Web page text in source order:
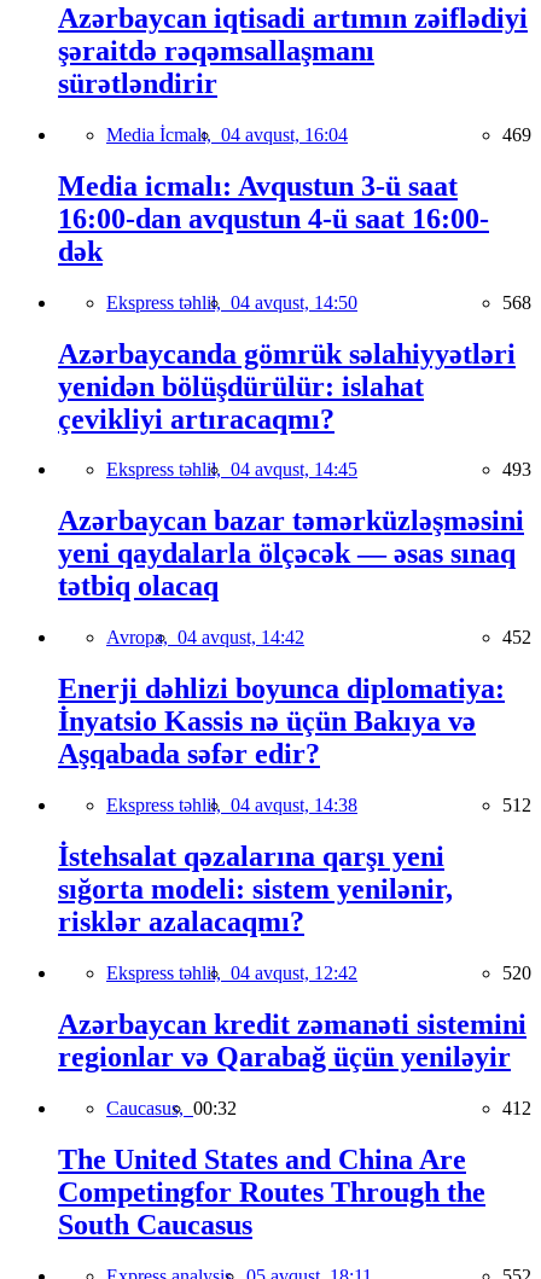
Azərbaycan iqtisadi artımın zəiflədiyi
şəraitdə rəqəmsallaşmanı
sürətləndirir
Media İcmalı, 04 avqust, 16:04 469
Media icmalı: Avqustun 3-ü saat
16:00-dan avqustun 4-ü saat 16:00-
dək
Ekspress təhlil, 04 avqust, 14:50 568
Azərbaycanda gömrük səlahiyyətləri
yenidən bölüşdürülür: islahat
çevikliyi artıracaqmı?
Ekspress təhlil, 04 avqust, 14:45 493
Azərbaycan bazar təmərküzləşməsini
yeni qaydalarla ölçəcək — əsas sınaq
tətbiq olacaq
Avropa, 04 avqust, 14:42 452
Enerji dəhlizi boyunca diplomatiya:
İnyatsio Kassis nə üçün Bakıya və
Aşqabada səfər edir?
Ekspress təhlil, 04 avqust, 14:38 512
İstehsalat qəzalarına qarşı yeni
sığorta modeli: sistem yenilənir,
risklər azalacaqmı?
Ekspress təhlil, 04 avqust, 12:42 520
Azərbaycan kredit zəmanəti sistemini
regionlar və Qarabağ üçün yeniləyir
Caucasus, 00:32 412
The United States and China Are
Competingfor Routes Through the
South Caucasus